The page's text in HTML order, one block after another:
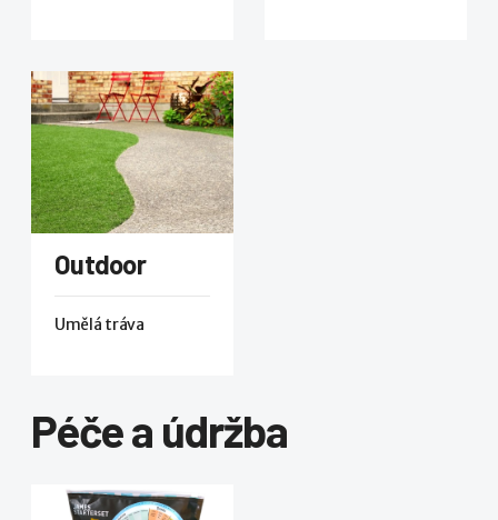
Outdoor
Umělá tráva
Péče a údržba